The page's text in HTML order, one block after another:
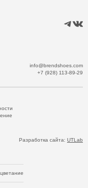
info@brendshoes.com
+7 (928) 113-89-29
Разработка сайта: UTLab